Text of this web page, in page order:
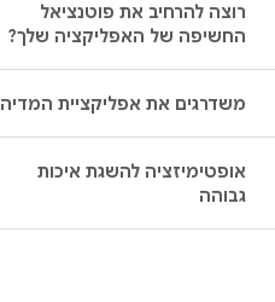
רוצה להרחיב את פוטנציאל
החשיפה של האפליקציה שלך?
משדרגים את אפליקציית המדיה
אופטימיזציה להשגת איכות
גבוהה